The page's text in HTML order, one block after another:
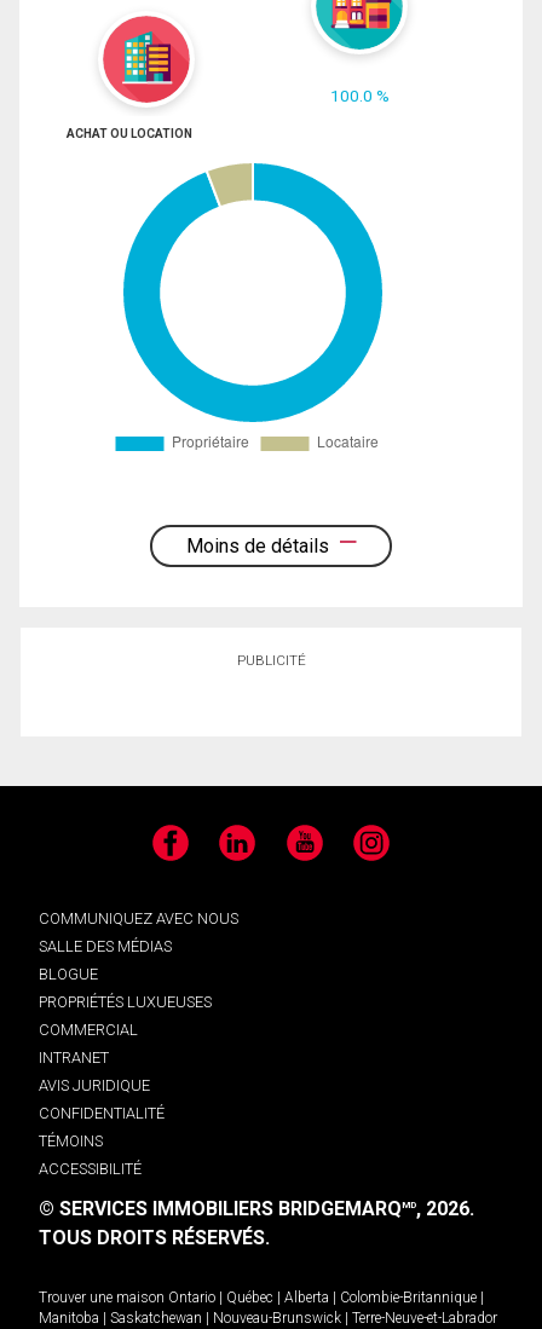
100.0 %
ACHAT OU LOCATION
Moins de détails
PUBLICITÉ
Facebook LinkedIn YouTube Instagram
COMMUNIQUEZ AVEC NOUS
SALLE DES MÉDIAS
BLOGUE
PROPRIÉTÉS LUXUEUSES
COMMERCIAL
INTRANET
AVIS JURIDIQUE
CONFIDENTIALITÉ
TÉMOINS
ACCESSIBILITÉ
© SERVICES IMMOBILIERS BRIDGEMARQMD, 2026.
TOUS DROITS RÉSERVÉS.
Trouver une maison Ontario Québec Alberta Colombie-Britannique
Manitoba
Saskatchewan Nouveau-Brunswick
Terre-Neuve-et-Labrador